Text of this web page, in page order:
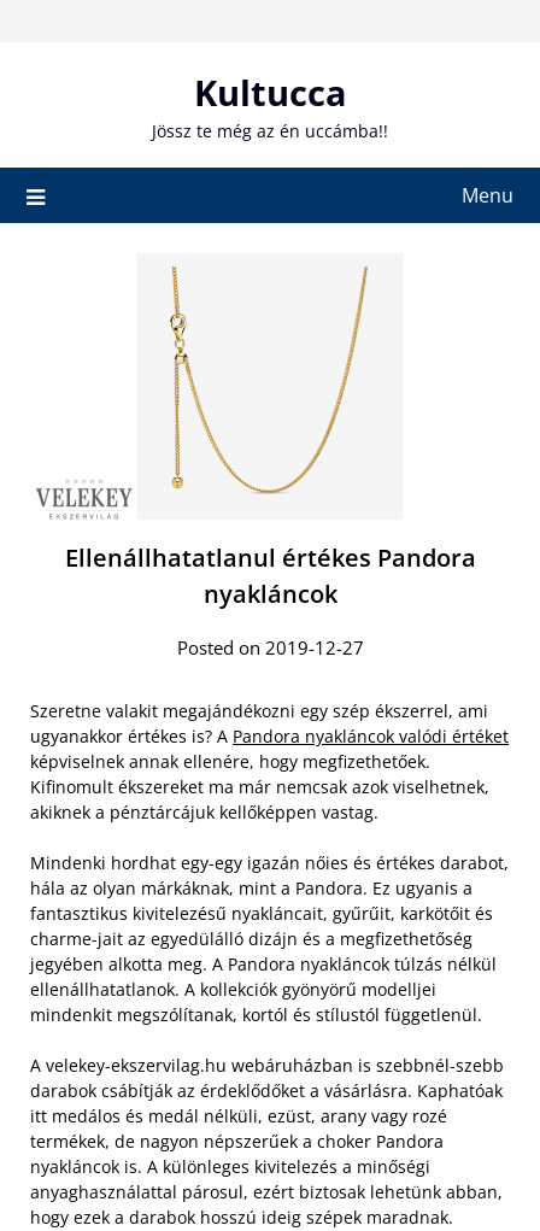
Kultucca
Jössz te még az én uccámba!!
Menu
Ellenállhatatlanul értékes Pandora
nyakláncok
Posted on 2019-12-27
Szeretne valakit megajándékozni egy szép ékszerrel, ami
ugyanakkor értékes is? A Pandora nyakláncok valódi értéket
képviselnek annak ellenére, hogy megfizethetőek.
Kifinomult ékszereket ma már nemcsak azok viselhetnek,
akiknek a pénztárcájuk kellőképpen vastag.
Mindenki hordhat egy-egy igazán nőies és értékes darabot,
hála az olyan márkáknak, mint a Pandora. Ez ugyanis a
fantasztikus kivitelezésű nyakláncait, gyűrűit, karkötőit és
charme-jait az egyedülálló dizájn és a megfizethetőség
jegyében alkotta meg. A Pandora nyakláncok túlzás nélkül
ellenállhatatlanok. A kollekciók gyönyörű modelljei
mindenkit megszólítanak, kortól és stílustól függetlenül.
A velekey-ekszervilag.hu webáruházban is szebbnél-szebb
darabok csábítják az érdeklődőket a vásárlásra. Kaphatóak
itt medálos és medál nélküli, ezüst, arany vagy rozé
termékek, de nagyon népszerűek a choker Pandora
nyakláncok is. A különleges kivitelezés a minőségi
anyaghasználattal párosul, ezért biztosak lehetünk abban,
hogy ezek a darabok hosszú ideig szépek maradnak.